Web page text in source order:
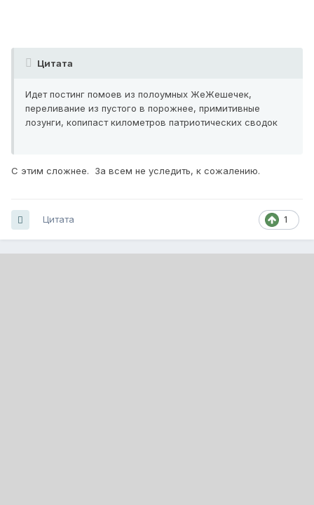
Цитата
Идет постинг помоев из полоумных ЖеЖешечек,
переливание из пустого в порожнее, примитивные
лозунги, копипаст километров патриотических сводок
С этим сложнее. За всем не уследить, к сожалению.
1
Цитата